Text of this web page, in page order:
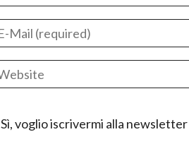
Sì, voglio iscrivermi alla